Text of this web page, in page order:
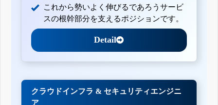
これから勢いよく伸びるであろうサービ
スの根幹部分を支えるポジションです。
Detail
クラウドインフラ & セキュリティエンジニ
ア